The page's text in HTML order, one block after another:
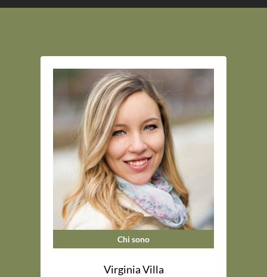
Chi sono
Virginia Villa